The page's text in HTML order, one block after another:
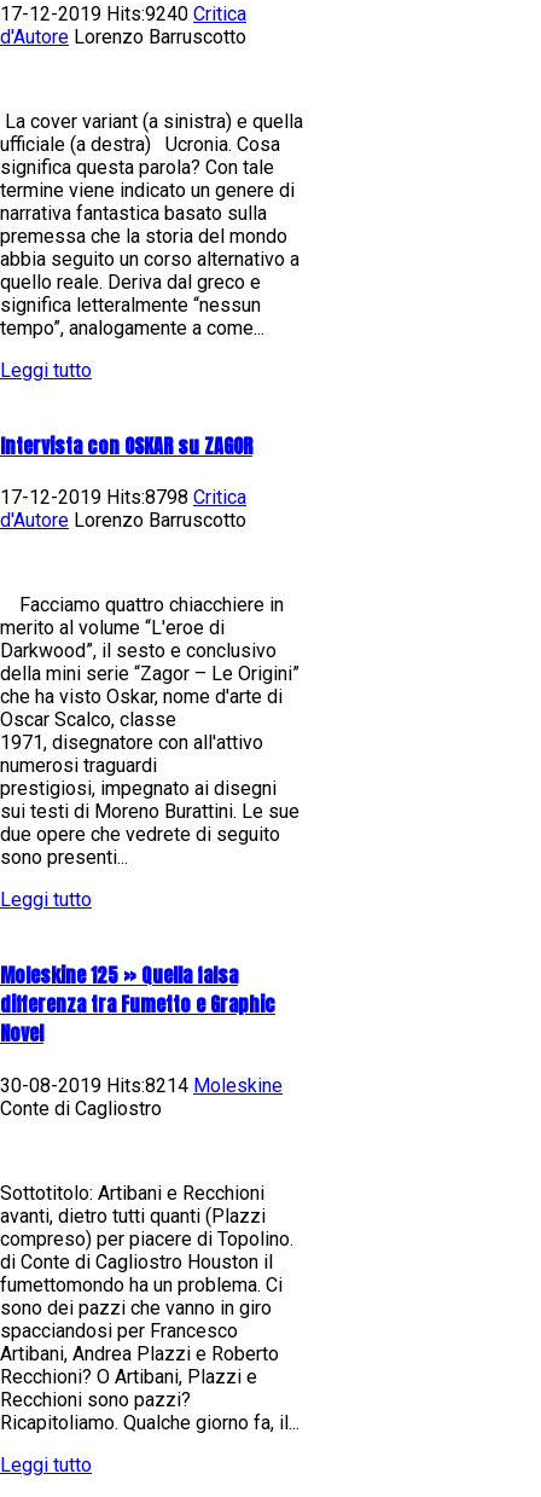
17-12-2019 Hits:9240 Critica
d'Autore Lorenzo Barruscotto
La cover variant (a sinistra) e quella
ufficiale (a destra) Ucronia. Cosa
significa questa parola? Con tale
termine viene indicato un genere di
narrativa fantastica basato sulla
premessa che la storia del mondo
abbia seguito un corso alternativo a
quello reale. Deriva dal greco e
significa letteralmente “nessun
tempo”, analogamente a come...
Leggi tutto
Intervista con OSKAR su ZAGOR
17-12-2019 Hits:8798 Critica
d'Autore Lorenzo Barruscotto
Facciamo quattro chiacchiere in
merito al volume “L'eroe di
Darkwood”, il sesto e conclusivo
della mini serie “Zagor – Le Origini”
che ha visto Oskar, nome d'arte di
Oscar Scalco, classe
1971, disegnatore con all'attivo
numerosi traguardi
prestigiosi, impegnato ai disegni
sui testi di Moreno Burattini. Le sue
due opere che vedrete di seguito
sono presenti...
Leggi tutto
Moleskine 125 » Quella falsa
differenza tra Fumetto e Graphic
Novel
30-08-2019 Hits:8214 Moleskine
Conte di Cagliostro
Sottotitolo: Artibani e Recchioni
avanti, dietro tutti quanti (Plazzi
compreso) per piacere di Topolino.
di Conte di Cagliostro Houston il
fumettomondo ha un problema. Ci
sono dei pazzi che vanno in giro
spacciandosi per Francesco
Artibani, Andrea Plazzi e Roberto
Recchioni? O Artibani, Plazzi e
Recchioni sono pazzi?
Ricapitoliamo. Qualche giorno fa, il...
Leggi tutto